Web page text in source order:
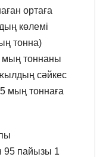
ортаға
көлемі
тонна)
тоннаны
сәйкес
мың тоннаға
пайызы 1